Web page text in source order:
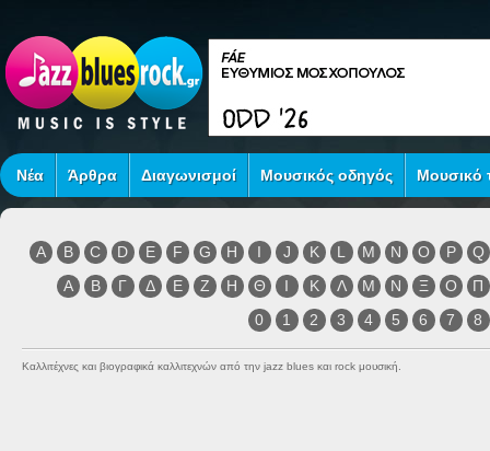
Νέα Άρθρα Διαγωνισμοί Μουσικός οδηγός Μουσικό
A B C D E F G H I J K L M N O P
Q
Α
Β Γ Δ Ε Ζ Η Θ Ι Κ Λ Μ Ν Ξ Ο
Π
0
1 2 3 4 5 6 7 8
Καλλιτέχνες και βιογραφικά καλλιτεχνών από την jazz blues και rock μουσική.